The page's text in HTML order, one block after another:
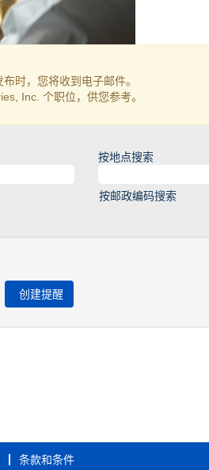
时，您将收到电子邮件。
Inc. 个职位，供您参考。
按地点搜索
按邮政编码搜索
条款和条件